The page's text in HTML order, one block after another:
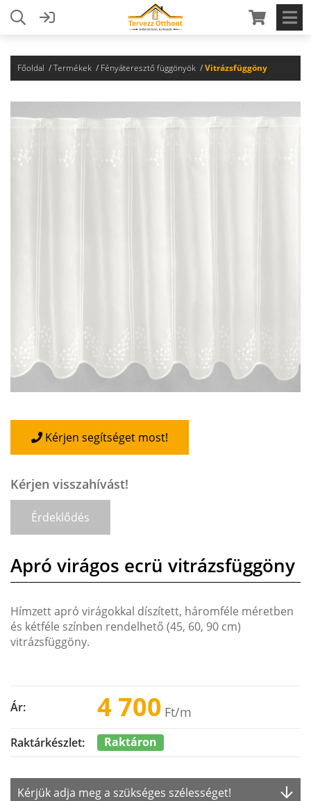
Főoldal Termékek Fényáteresztő függönyök Vitrázsfüggöny
Kérjen segítséget most!
Kérjen visszahívást!
Érdeklődés
Apró virágos ecrü vitrázsfüggöny
Hímzett apró virágokkal díszített, háromféle méretben
és kétféle színben rendelhető (45, 60, 90 cm)
vitrázsfüggöny.
Ár: 4 700 Ft/m
Raktárkészlet: Raktáron
Kérjük adja meg a szükséges szélességet!